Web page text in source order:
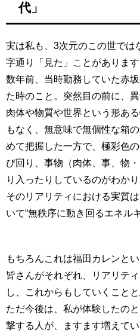
代」
実は私も、3次元のこの世では
字通り「見た」ことがあります
数年前、当時勤務していた赤
た時のこと。突然目の前に、
肉体や物質や世界という形あ
もなく、無意味で無個性な箱
めて把握した一方で、極彩色
び回り、事物（肉体、事、物
り入ったりしているのがわかり
そのリアリティにおける実質
いて“無秩序に動き回るエネル
もちろんこれは福田カレンと
皆さんがそれぞれ、リアリテ
し、これからもしていくことと
ただ今後は、私が体験したの
撃する人が、ますます増えて